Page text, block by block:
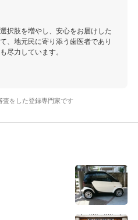
択肢を増やし、安心をお届けした
、地元民に寄り添う歯医者であり
尽力しています。
をした登録専門家です